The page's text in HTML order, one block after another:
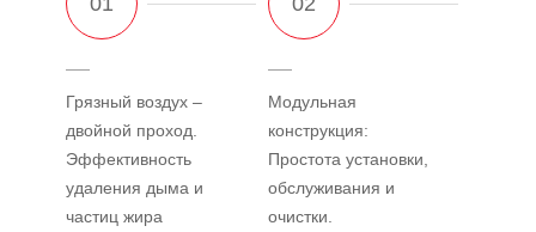
Грязный воздух –
двойной проход.
Эффективность
удаления дыма и
частиц жира
Модульная
конструкция:
Простота установки,
обслуживания и
очистки.